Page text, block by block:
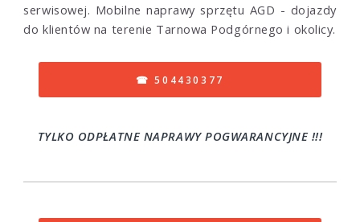
serwisowej. Mobilne naprawy sprzętu AGD - dojazdy
do klientów na terenie Tarnowa Podgórnego i okolicy.
☎ 504430377
TYLKO ODPŁATNE NAPRAWY POGWARANCYJNE !!!